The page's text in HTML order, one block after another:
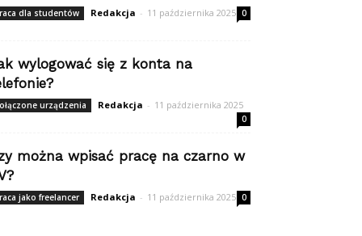
dla studentów Redakcja - 11 października 2025 0
wylogować się z konta na
urządzenia Redakcja - 11 października 2025
0
można wpisać pracę na czarno w
jako freelancer Redakcja - 11 października 2025 0